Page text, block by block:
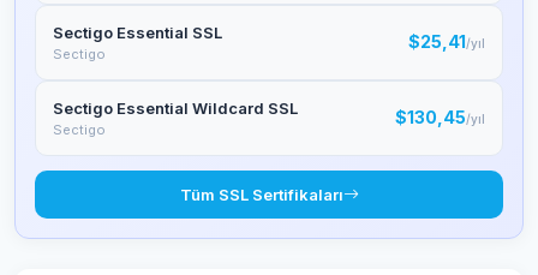
Sectigo Essential SSL
Sectigo
$25,41/yıl
Sectigo Essential Wildcard SSL
Sectigo
$130,45/yıl
Tüm SSL Sertifikaları